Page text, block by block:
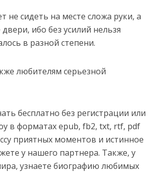
сидеть на месте сложа руки, а
ибо без усилий нельзя
в разной степени.
любителям серьезной
бесплатно без регистрации или
в форматах epub, fb2, txt, rtf, pdf
приятных моментов и истинное
у нашего партнера. Также, у
узнаете биографию любимых